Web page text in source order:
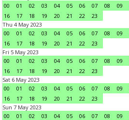
00
01 02 03 04 05 06 07 08 09
16
17 18 19 20 21 22
23
Thu 4 May 2023
00
01 02 03 04 05 06 07 08 09
16
17 18 19 20 21 22
23
Fri 5 May 2023
00
01 02 03 04 05 06 07 08 09
16
17 18 19 20 21 22
23
Sat 6 May 2023
00
01 02 03 04 05 06 07 08 09
16
17 18 19 20 21 22
23
Sun 7 May 2023
00
01 02 03 04 05 06 07 08 09